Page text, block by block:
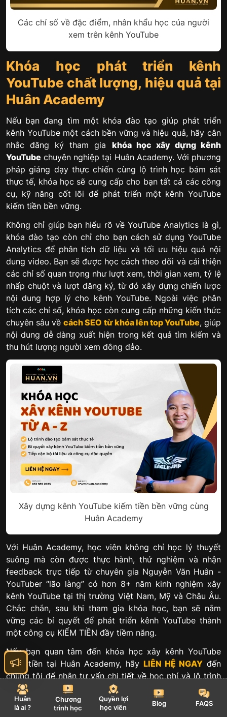
Huân
là ai ?
Chương
trình học
Quyền lợi
học viên
Blog FAQS
Các chỉ số về đặc điểm, nhân khẩu học của người
xem trên kênh YouTube
Khóa học phát triển kênh
YouTube chất lượng, hiệu quả tại
Huân Academy
Nếu bạn đang tìm một khóa đào tạo giúp phát triển
kênh YouTube một cách bền vững và hiệu quả, hãy cân
nhắc đăng ký tham gia khóa học xây dựng kênh
YouTube chuyên nghiệp tại Huân Academy. Với phương
pháp giảng dạy thực chiến cùng lộ trình học bám sát
thực tế, khóa học sẽ cung cấp cho bạn tất cả các công
cụ, kỹ năng cốt lõi để phát triển một kênh YouTube
kiếm tiền bền vững.
Không chỉ giúp bạn hiểu rõ về YouTube Analytics là gì,
khóa đào tạo còn chỉ cho bạn cách sử dụng YouTube
Analytics để phân tích dữ liệu và tối ưu hiệu quả nội
dung video. Bạn sẽ được học cách theo dõi và cải thiện
các chỉ số quan trọng như lượt xem, thời gian xem, tỷ lệ
nhấp chuột và lượt đăng ký, từ đó xây dựng chiến lược
nội dung hợp lý cho kênh YouTube. Ngoài việc phân
tích các chỉ số, khóa học còn cung cấp những kiến thức
chuyên sâu vềcách SEO từ khóa lên top YouTube, giúp
nội dung dễ dàng xuất hiện trong kết quả tìm kiếm và
thu hút lượng người xem đông đảo.
Xây dựng kênh YouTube kiếm tiền bền vững cùng
Huân Academy
Với Huân Academy, học viên không chỉ học lý thuyết
suông mà còn được thực hành, thử nghiệm và nhận
feedback trực tiếp từ chuyên gia Nguyễn Văn Huân -
YouTuber “lão làng” có hơn 8+ năm kinh nghiệm xây
kênh YouTube tại thị trường Việt Nam, Mỹ và Châu Âu.
Chắc chắn, sau khi tham gia khóa học, bạn sẽ nắm
vững các bí quyết để phát triển kênh YouTube thành
một công cụ KIẾM TIỀN đầy tiềm năng.
Nếu bạn quan tâm đến khóa học xây kênh YouTube
kiếm tiền tại Huân Academy, hãy LIÊN HỆ NGAY đến
chúng tôi để nhận tư vấn chi tiết về học phí và lộ trình
đào tạo cụ thể!
FAQs - Câu hỏi thường gặp về